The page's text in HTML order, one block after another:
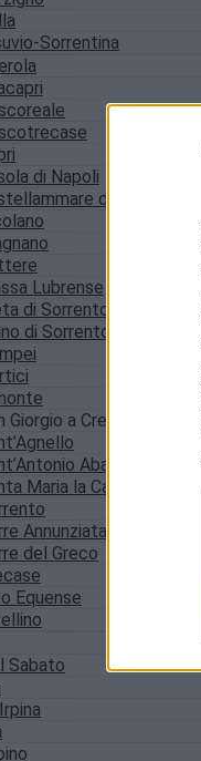
Sorrentina
di Napoli
di Stabia
Lubrense
di Sorrento
di Sorrento
Giorgio a Cremano
Abate
Maria la Carità
Annunziata
del Greco
Equense
Sabato